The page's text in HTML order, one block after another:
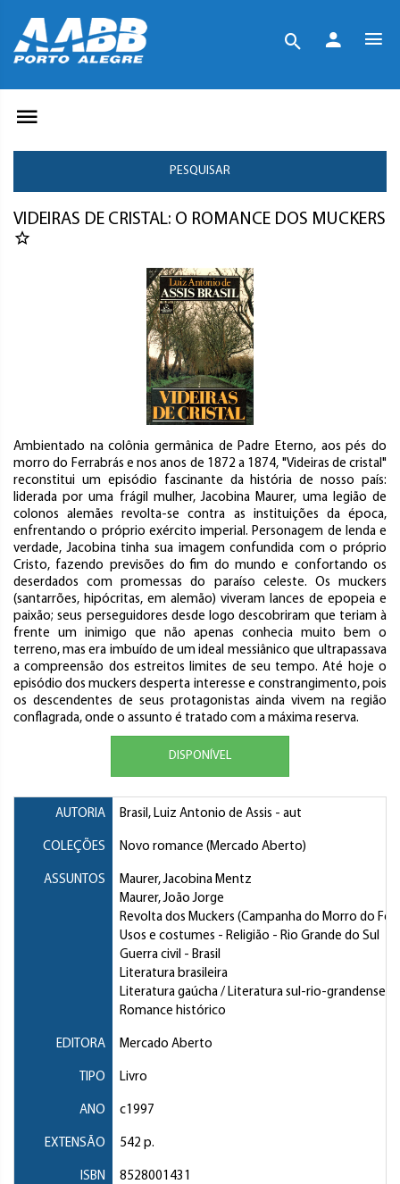
PESQUISAR
VIDEIRAS DE CRISTAL: O ROMANCE DOS MUCKERS
Ambientado na colônia germânica de Padre Eterno, aos pés do
morro do Ferrabrás e nos anos de 1872 a 1874, "Videiras de cristal"
reconstitui um episódio fascinante da história de nosso país:
liderada por uma frágil mulher, Jacobina Maurer, uma legião de
colonos alemães revolta-se contra as instituições da época,
enfrentando o próprio exército imperial. Personagem de lenda e
verdade, Jacobina tinha sua imagem confundida com o próprio
Cristo, fazendo previsões do fim do mundo e confortando os
deserdados com promessas do paraíso celeste. Os muckers
(santarrões, hipócritas, em alemão) viveram lances de epopeia e
paixão; seus perseguidores desde logo descobriram que teriam à
frente um inimigo que não apenas conhecia muito bem o
terreno, mas era imbuído de um ideal messiânico que ultrapassava
a compreensão dos estreitos limites de seu tempo. Até hoje o
episódio dos muckers desperta interesse e constrangimento, pois
os descendentes de seus protagonistas ainda vivem na região
conflagrada, onde o assunto é tratado com a máxima reserva.
DISPONÍVEL
AUTORIA Brasil, Luiz Antonio de Assis - aut
COLEÇÕES Novo romance (Mercado Aberto)
ASSUNTOS
Maurer, Jacobina Mentz
Maurer, João Jorge
Revolta dos Muckers (Campanha do Morro do
Usos e costumes - Religião - Rio Grande do Sul
Guerra civil - Brasil
Literatura brasileira
Literatura gaúcha / Literatura sul-rio-grandense
Romance histórico
EDITORA Mercado Aberto
TIPO Livro
ANO c1997
EXTENSÃO 542 p.
ISBN 8528001431